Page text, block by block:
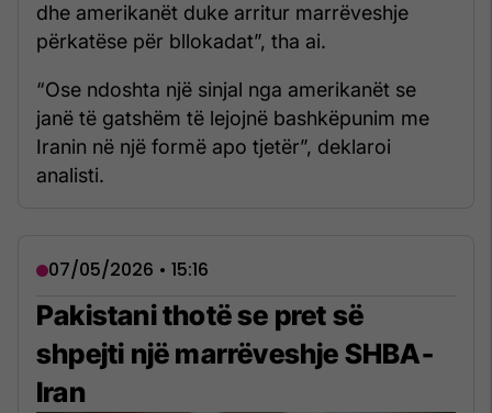
dhe amerikanët duke arritur marrëveshje
përkatëse për bllokadat”, tha ai.
“Ose ndoshta një sinjal nga amerikanët se
janë të gatshëm të lejojnë bashkëpunim me
Iranin në një formë apo tjetër”, deklaroi
analisti.
07/05/2026 • 15:16
Pakistani thotë se pret së
shpejti një marrëveshje SHBA-
Iran